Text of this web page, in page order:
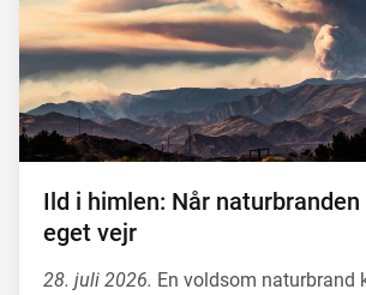
Ild i himlen: Når
eget vejr
28. juli 2026. En voldsom naturbrand